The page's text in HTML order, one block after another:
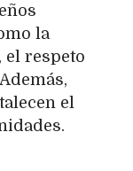
la
el respeto
el